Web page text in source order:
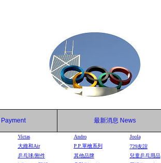
Payment 最新消息 News
Victas Andro Joola
大維和Air P.P.單檜系列 729友誼
乒乓球/附件 其他品牌 兒童乒乓用品